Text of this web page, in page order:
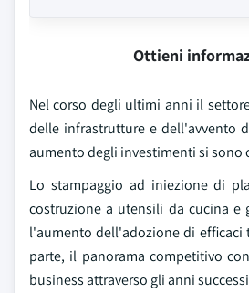
Ottieni
Nel corso degli ultimi anni il
delle infrastrutture e dell'avvento
aumento degli investimenti si
Lo stampaggio ad iniezione di
costruzione a utensili da cucina
l'aumento dell'adozione di
parte, il panorama competitivo
business attraverso gli anni